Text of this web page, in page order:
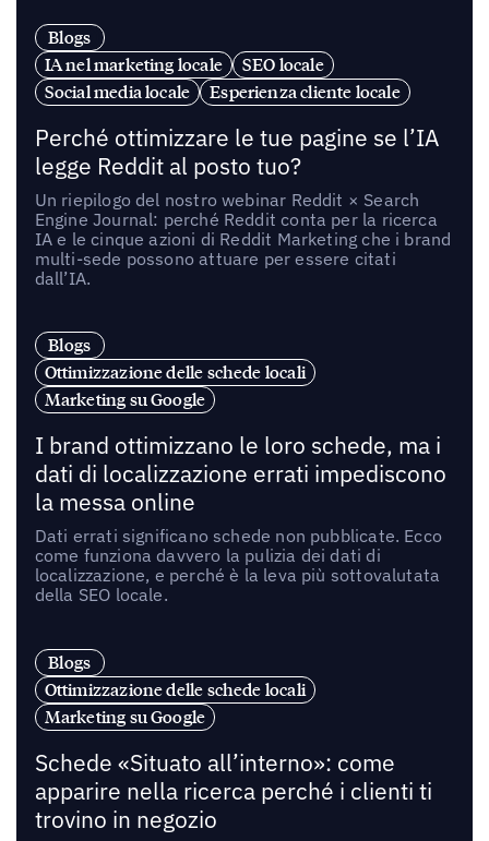
Blogs
IA nel marketing locale
SEO locale
Social media locale
Esperienza cliente locale
Perché ottimizzare le tue pagine se l’IA
legge Reddit al posto tuo?
Un riepilogo del nostro webinar Reddit × Search
Engine Journal: perché Reddit conta per la ricerca
IA e le cinque azioni di Reddit Marketing che i brand
multi-sede possono attuare per essere citati
dall’IA.
Blogs
Ottimizzazione delle schede locali
Marketing su Google
I brand ottimizzano le loro schede, ma i
dati di localizzazione errati impediscono
la messa online
Dati errati significano schede non pubblicate. Ecco
come funziona davvero la pulizia dei dati di
localizzazione, e perché è la leva più sottovalutata
della SEO locale.
Blogs
Ottimizzazione delle schede locali
Marketing su Google
Schede «Situato all’interno»: come
apparire nella ricerca perché i clienti ti
trovino in negozio